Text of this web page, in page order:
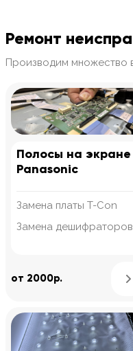
Ремонт
Производим множество
Полосы на экране
Panasonic
Замена платы T-Con
Замена дешифраторов
от 2000р.